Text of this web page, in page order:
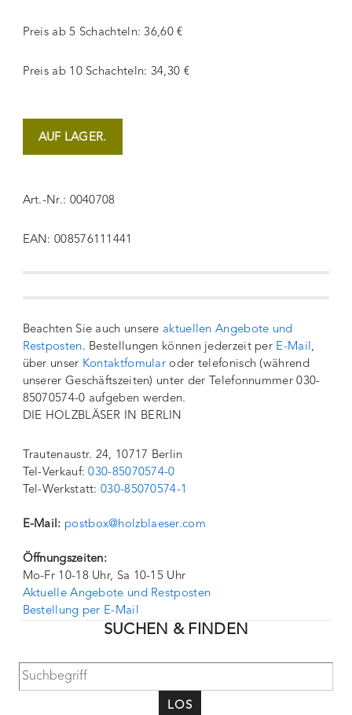
Preis ab 5 Schachteln: 36,60 €
Preis ab 10 Schachteln: 34,30 €
AUF LAGER.
Art.-Nr.: 0040708
EAN: 008576111441
Beachten Sie auch unsere aktuellen Angebote und
Restposten. Bestellungen können jederzeit per E-Mail,
über unser Kontaktfomular oder telefonisch (während
unserer Geschäftszeiten) unter der Telefonnummer 030-
85070574-0 aufgeben werden.
DIE HOLZBLÄSER IN BERLIN
Trautenaustr. 24, 10717 Berlin
Tel-Verkauf:030-85070574-0
Tel-Werkstatt:030-85070574-1
E-Mail: postbox@holzblaeser.com
Öffnungszeiten:
Mo-Fr 10-18 Uhr, Sa 10-15 Uhr
Aktuelle Angebote und Restposten
Bestellung per E-Mail
SUCHEN & FINDEN
LOS